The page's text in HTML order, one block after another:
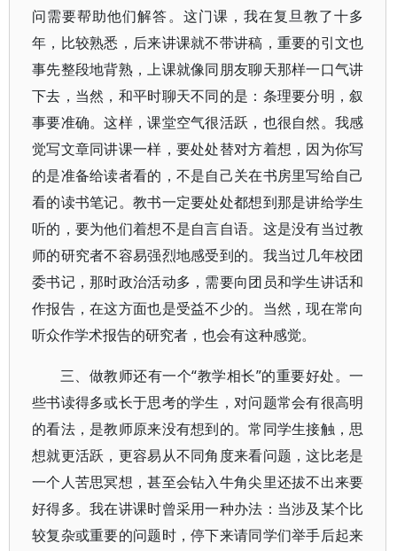
问需要帮助他们解答。这门课，我在复旦教了十多
年，比较熟悉，后来讲课就不带讲稿，重要的引文也
事先整段地背熟，上课就像同朋友聊天那样一口气讲
下去，当然，和平时聊天不同的是：条理要分明，叙
事要准确。这样，课堂空气很活跃，也很自然。我感
觉写文章同讲课一样，要处处替对方着想，因为你写
的是准备给读者看的，不是自己关在书房里写给自己
看的读书笔记。教书一定要处处都想到那是讲给学生
听的，要为他们着想不是自言自语。这是没有当过教
师的研究者不容易强烈地感受到的。我当过几年校团
委书记，那时政治活动多，需要向团员和学生讲话和
作报告，在这方面也是受益不少的。当然，现在常向
听众作学术报告的研究者，也会有这种感觉。
三、做教师还有一个“教学相长”的重要好处。一
些书读得多或长于思考的学生，对问题常会有很高明
的看法，是教师原来没有想到的。常同学生接触，思
想就更活跃，更容易从不同角度来看问题，这比老是
一个人苦思冥想，甚至会钻入牛角尖里还拔不出来要
好得多。我在讲课时曾采用一种办法：当涉及某个比
较复杂或重要的问题时，停下来请同学们举手后起来